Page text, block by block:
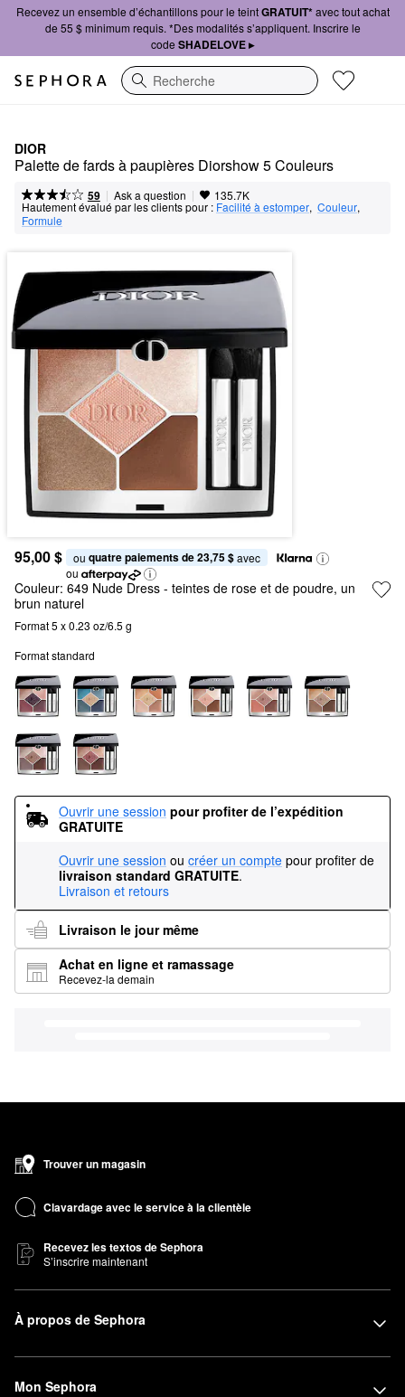
Recevez un ensemble d’échantillons pour le teintGRATUIT*avec tout achat
de 55 $ minimum requis. *Des modalités s’appliquent. Inscrire le
code SHADELOVE ▸
Recherche
DIOR
Palette de fards à paupières Diorshow 5 Couleurs
59 | Ask a question | 135.7K
Hautement évalué par les clients pour : Facilité à estomper, Couleur,
Formule
95,00 $ ou quatre paiements de 23,75 $ avec
ou
Couleur: 649 Nude Dress - teintes de rose et de poudre, un
brun naturel
Format 5 x 0.23 oz/6.5 g
Format standard
Ouvrir une session pour profiter de l’expédition
GRATUITE
Ouvrir une session ou créer un compte pour profiter de
livraison standard GRATUITE.
Livraison et retours
Livraison le jour même
Achat en ligne et ramassage
Recevez-la demain
Trouver un magasin
Clavardage avec le service à la clientèle
Recevez les textos de Sephora
S’inscrire maintenant
À propos de Sephora
Mon Sephora